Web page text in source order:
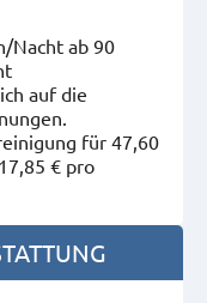
Nacht ab 90
auf die
für 47,60
€ pro